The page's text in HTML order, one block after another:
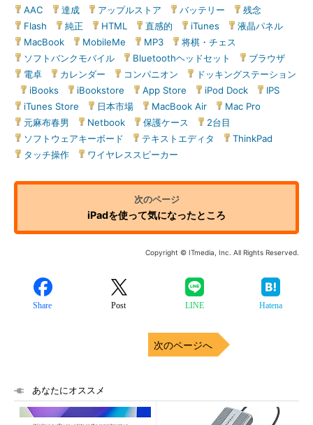
AAC
達成 アップルストア バッテリー 残念
Flash
純正 HTML 直感的 iTunes 液晶パネル
MacBook
MobileMe MP3 将棋・チェス
ソフトバンクモバイル
Bluetoothヘッドセット ブラウザ
電卓
カレンダー コンパニオン
ドッキングステーション
iBooks iBookstore App Store iPod Dock IPS
iTunes Store
日本市場 MacBook Air Mac Pro
元麻布春男
Netbook 保護ケース 2台目
ソフトウェアキーボード
テキストエディタ ThinkPad
タッチ操作
ワイヤレススピーカー
iPadを使って気になったところ
Copyright © ITmedia, Inc. All Rights Reserved.
Share Post LINE Hatena
次のページへ
あなたにオススメ